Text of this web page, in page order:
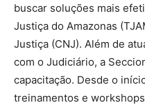
buscar soluções mais
Justiça do Amazonas
Justiça (CNJ). Além de
com o Judiciário, a
capacitação. Desde o
treinamentos e